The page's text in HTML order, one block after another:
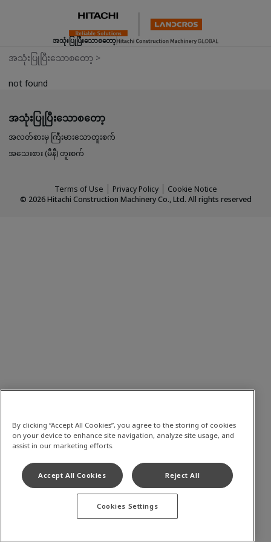
အသုံးပြုပြီးသောစတော့
အသုံးပြုပြီးသောစတော့ >
not found
အသုံးပြုပြီးသောစတော့
အလတ်စားမှ ကြီးမားသောတူးစက်
အသေးစား (မီနီ) တူးစက်
Terms of Use Privacy Policy
Cookie Notice
© 2026Hitachi Construction Machinery Co., Ltd. All rights reserved
By clicking “Accept All Cookies”, you agree to the storing of cookies
on your device to enhance site navigation, analyze site usage, and
assist in our marketing efforts.
Accept All Cookies Reject All
Cookies Settings